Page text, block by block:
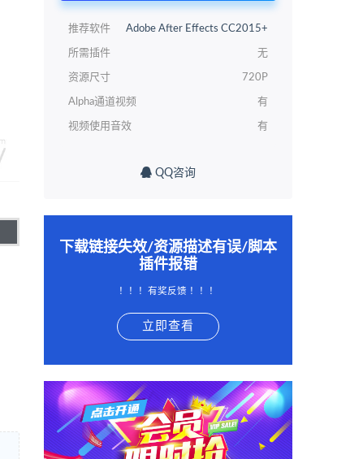
推荐软件 Adobe After Effects CC2015+
所需插件 无
资源尺寸 720P
Alpha通道视频 有
视频使用音效 有
QQ咨询
下载链接失效/资源描述有误/脚本
插件报错
！！！有奖反馈 ！！！
立即查看